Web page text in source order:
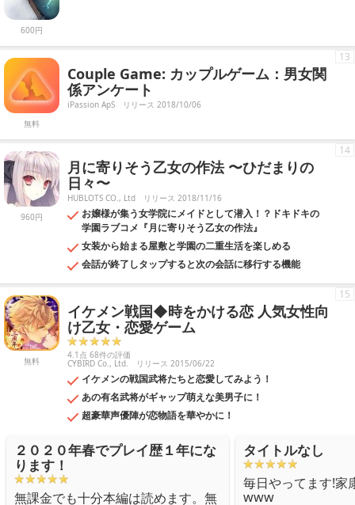
600円
無料
Couple Game: カップルゲーム：男女関
係アンケート
iPassion ApS リリース 2018/10/06
13
960円
月に寄りそう乙女の作法 〜ひだまりの
日々〜
HUBLOTS CO., Ltd リリース 2018/11/16
お嬢様が集う女学院にメイドとして潜入！？ドキドキの
学園ラブコメ『月に寄りそう乙女の作法』
女装から始まる屋敷と学園の二重生活を楽しめる
会話が終了しタップすると次の会話に移行する機能
14
無料
イケメン戦国◆時をかける恋 人気女性向
け乙女・恋愛ゲーム
4.1点 68件の評価
CYBIRD Co., Ltd. リリース 2015/06/22
イケメンの戦国武将たちと恋愛してみよう！
あの有名武将がギャップ萌えな美男子に！
超豪華声優陣が恋物語を華やかに！
15
２０２０年春でプレイ歴１年にな
ります！
無課金でも十分本編は読めます。無
タイトルなし
毎日やってます!家
www